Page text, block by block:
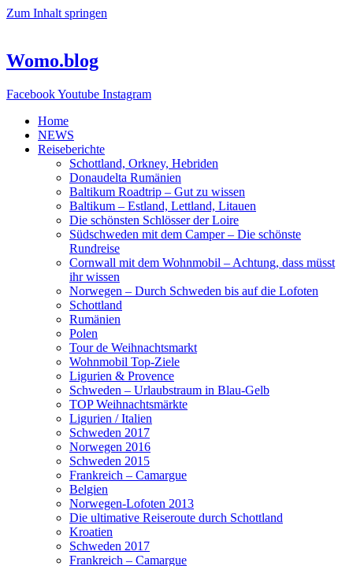
Zum Inhalt springen
Womo.blog
FacebookYoutube Instagram
Home
NEWS
Reiseberichte
Schottland, Orkney, Hebriden
Donaudelta Rumänien
Baltikum Roadtrip – Gut zu wissen
Baltikum – Estland, Lettland, Litauen
Die schönsten Schlösser der Loire
Südschweden mit dem Camper – Die schönste
Rundreise
Cornwall mit dem Wohnmobil – Achtung, dass müsst
ihr wissen
Norwegen – Durch Schweden bis auf die Lofoten
Schottland
Rumänien
Polen
Tour de Weihnachtsmarkt
Wohnmobil Top-Ziele
Ligurien & Provence
Schweden – Urlaubstraum in Blau-Gelb
TOP Weihnachtsmärkte
Ligurien / Italien
Schweden 2017
Norwegen 2016
Schweden 2015
Frankreich – Camargue
Belgien
Norwegen-Lofoten 2013
Die ultimative Reiseroute durch Schottland
Kroatien
Schweden 2017
Frankreich – Camargue